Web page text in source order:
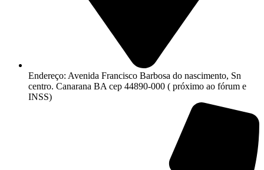
Endereço: Avenida Francisco Barbosa do nascimento, Sn
centro. Canarana BA cep 44890-000 ( próximo ao fórum e
INSS)